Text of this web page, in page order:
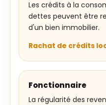
Les crédits à la
dettes peuvent être
d'un bien immobilier.
Rachat de crédits
Fonctionnaire
La régularité des